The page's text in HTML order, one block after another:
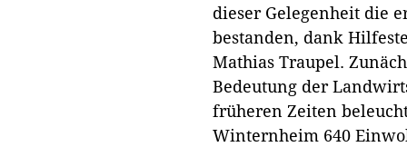
dieser Gelegenheit die
bestanden, dank
Mathias Traupel.
Bedeutung der
früheren Zeiten
Winternheim 640